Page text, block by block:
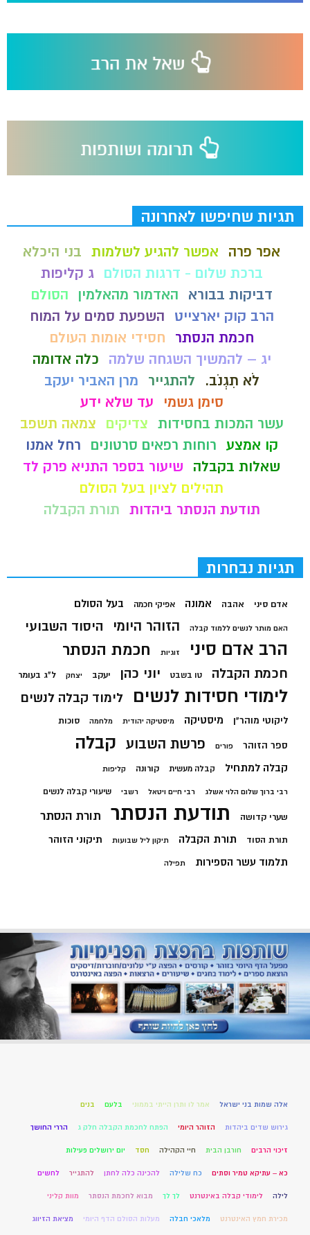
תגיות שחיפשו לאחרונה
אפר פרה אפשר להגיע לשלמות בני היכלא
ברכת שלום - דרגות הסולם
ג קליפות
דביקות בבורא
האדמור מהאלמין
הסולם
הרב קוק יארצייט
השפעת סמים על המוח
חכמת הנסתר
חסידי אומות העולם
יג – להמשיך השגחה שלמה
כלה אדומה
לֹא תִגְנֹב.
להתגייר
מרן האביר יעקב
סימן גשמי
עד שלא ידע
עשר המכות בחסידות צדיקים
צמאה תשפב
קו אמצע רוחות רפאים סרטונים
רחל אמנו
שאלות בקבלה
שיעור בספר התניא פרק לד
תהילים לציון בעל הסולם
תודעת הנסתר ביהדות תורת הקבלה
תגיות נבחרות
אדם סיני אהבה אמונה אפיקי חכמה בעל הסולם
האם מותר לנשים ללמוד קבלה הזוהר היומי היסוד השבועי
הרב אדם סיני זוגיות חכמת הנסתר
חכמת הקבלה טו בשבט יוני כהן יעקב יצחק ל"ג בעומר
לימודי חסידות לנשים לימוד קבלה לנשים
ליקוטי מוהר"ן מיסטיקה מיסטיקה יהודית מלחמה סוכות
ספר הזוהר פורים פרשת השבוע קבלה
קבלה למתחיל קבלה מעשית קורונה קליפות
רבי ברוך שלום הלוי אשלג רבי חיים ויטאל רשבי שיעורי קבלה לנשים
שערי קדושה תודעת הנסתר תורת הנסתר
תורת הסוד תורת הקבלה תיקון ליל שבועות תיקוני הזוהר
תלמוד עשר הספירות תפילה
אלה שמות בני ישראל אמר לו ותרן הייתי בממוני בלעם בנים
גירוש שדים ביהדות הזוהר היומי הפתח לחכמת הקבלה חלק ג הררי החושך
זיכוי הרבים חורבן הבית חיי הקהילה חסד יום ירושלים פעילות
כא – עתיקא טמיר וסתים כח שלילה להכינה כלה לחתן להתגייר לחשים
לילה לימודי קבלה באינטרנט לך לך מבוא לחכמת הנסתר מוות קליני
מכירת חמץ האינטרנט מלאכי חבלה מעלות הסולם הדף היומי מציאת הזיווג